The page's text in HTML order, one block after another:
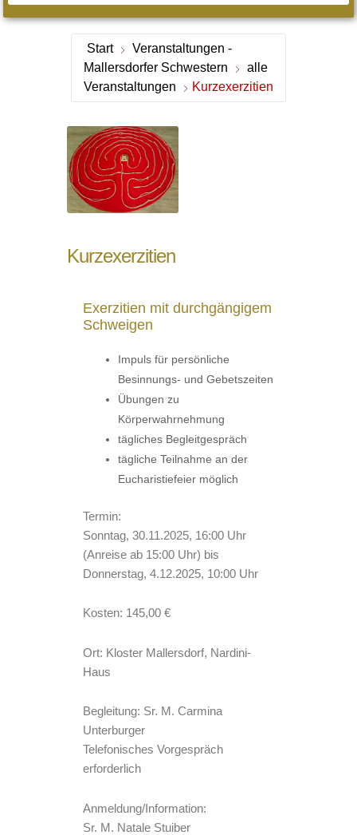
Start
Veranstaltungen -
Mallersdorfer Schwestern
alle
Veranstaltungen
Kurzexerzitien
Kurzexerzitien
Exerzitien mit durchgängigem
Schweigen
Impuls für persönliche
Besinnungs- und Gebetszeiten
Übungen zu
Körperwahrnehmung
tägliches Begleitgespräch
tägliche Teilnahme an der
Eucharistiefeier möglich
Termin:
Sonntag, 30.11.2025, 16:00 Uhr
(Anreise ab 15:00 Uhr) bis
Donnerstag, 4.12.2025, 10:00 Uhr
Kosten: 145,00 €
Ort: Kloster Mallersdorf, Nardini-
Haus
Begleitung: Sr. M. Carmina
Unterburger
Telefonisches Vorgespräch
erforderlich
Anmeldung/Information:
Sr. M. Natale Stuiber